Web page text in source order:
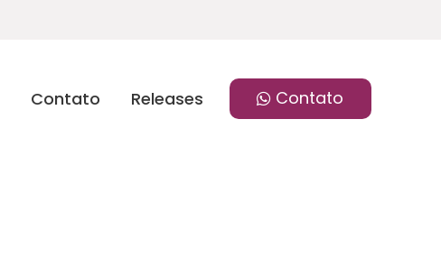
Contato Releases Contato